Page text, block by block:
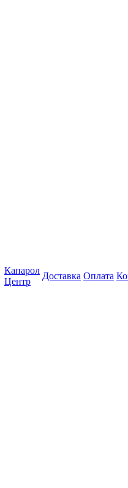
Капарол
Центр
Доставка Оплата